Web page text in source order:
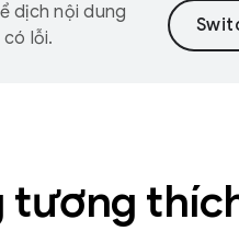
dịch nội dung
lỗi.
tương